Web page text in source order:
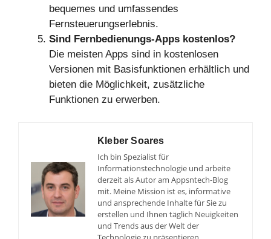
bequemes und umfassendes
Fernsteuerungserlebnis.
Sind Fernbedienungs-Apps kostenlos?
Die meisten Apps sind in kostenlosen
Versionen mit Basisfunktionen erhältlich und
bieten die Möglichkeit, zusätzliche
Funktionen zu erwerben.
Kleber Soares
Ich bin Spezialist für
Informationstechnologie und arbeite
derzeit als Autor am Appsntech-Blog
mit. Meine Mission ist es, informative
und ansprechende Inhalte für Sie zu
erstellen und Ihnen täglich Neuigkeiten
und Trends aus der Welt der